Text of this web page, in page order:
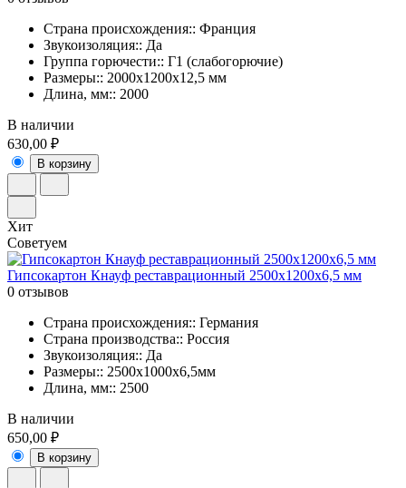
Страна происхождения:: Франция
Звукоизоляция:: Да
Группа горючести:: Г1 (слабогорючие)
Размеры:: 2000х1200х12,5 мм
Длина, мм:: 2000
В наличии
630,00 ₽
В корзину
Хит
Советуем
Гипсокартон Кнауф реставрационный 2500х1200х6,5 мм
0 отзывов
Страна происхождения:: Германия
Страна производства:: Россия
Звукоизоляция:: Да
Размеры:: 2500х1000х6,5мм
Длина, мм:: 2500
В наличии
650,00 ₽
В корзину